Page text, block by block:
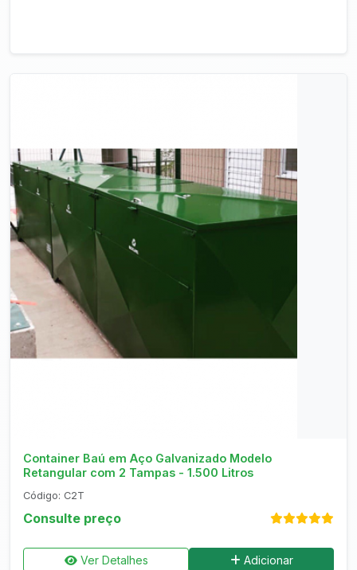
Container Baú em Aço Galvanizado Modelo
Retangular com 2 Tampas - 1.500 Litros
Código: C2T
Consulte preço
Ver Detalhes Adicionar